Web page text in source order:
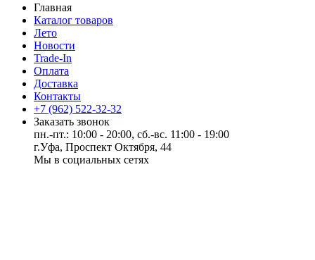
Главная
Каталог товаров
Лето
Новости
Trade-In
Оплата
Доставка
Контакты
+7 (962) 522-32-32
Заказать звонок
пн.-пт.: 10:00 - 20:00, сб.-вс. 11:00 - 19:00
г.Уфа, Проспект Октября, 44
Мы в социальных сетях